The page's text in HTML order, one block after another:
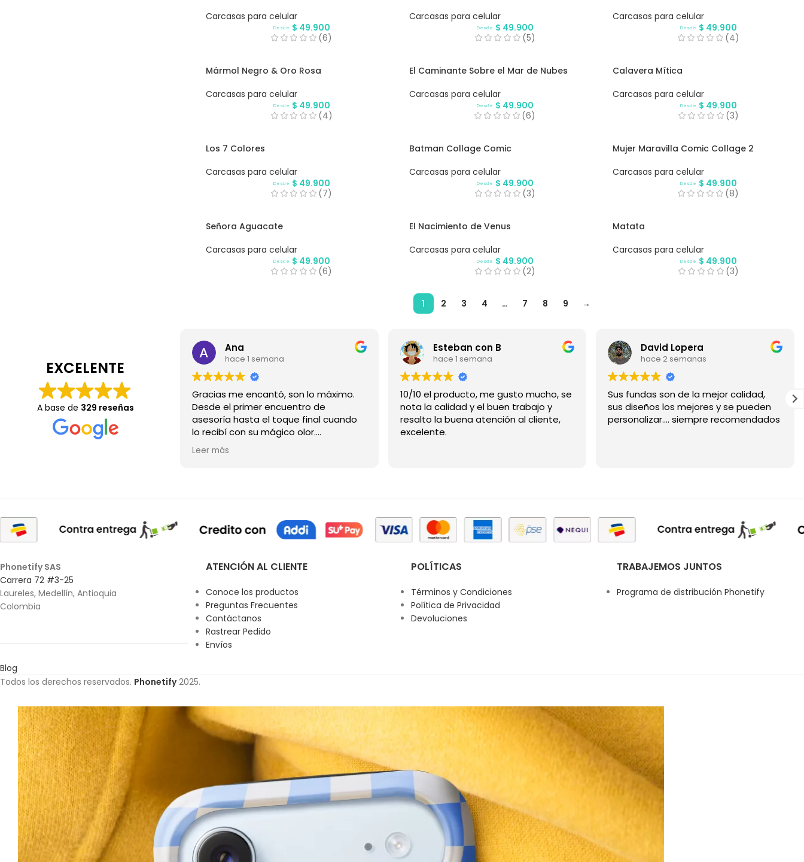
Carcasas para celular
Desde $ 49.900
(6)
Carcasas para celular
Desde $ 49.900
(5)
Carcasas para celular
Desde $ 49.900
(4)
Mármol Negro & Oro Rosa
Carcasas para celular
Desde $ 49.900
(4)
El Caminante Sobre el Mar de Nubes
Carcasas para celular
Desde $ 49.900
(6)
Calavera Mítica
Carcasas para celular
Desde $ 49.900
(3)
Los 7 Colores
Carcasas para celular
Desde $ 49.900
(7)
Batman Collage Comic
Carcasas para celular
Desde $ 49.900
(3)
Mujer Maravilla Comic Collage 2
Carcasas para celular
Desde $ 49.900
(8)
Señora Aguacate
Carcasas para celular
Desde $ 49.900
(6)
El Nacimiento de Venus
Carcasas para celular
Desde $ 49.900
(2)
Matata
Carcasas para celular
Desde $ 49.900
(3)
1 2 3 4 … 7 8 9 →
EXCELENTE
A base de 329 reseñas
Ana
hace 1 semana
Gracias me encantó, son lo máximo.
Desde el primer encuentro de
asesoría hasta el toque final cuando
lo recibí con su mágico olor.
Wow.💖
Leer más
Esteban con B
hace 1 semana
10/10 el producto, me gusto mucho, se
nota la calidad y el buen trabajo y
resalto la buena atención al cliente,
excelente.
David Lopera
hace 2 semanas
Sus fundas son de la mejor calidad,
sus diseños los mejores y se pueden
personalizar.... siempre recomendados
Phonetify SAS
Carrera 72 #3-25
Laureles, Medellín, Antioquia
Colombia
Blog
ATENCIÓN AL CLIENTE
Conoce los productos
Preguntas Frecuentes
Contáctanos
Rastrear Pedido
Envíos
POLÍTICAS
Términos y Condiciones
Política de Privacidad
Devoluciones
TRABAJEMOS JUNTOS
Programa de distribución Phonetify
Todos los derechos reservados. Phonetify2025.